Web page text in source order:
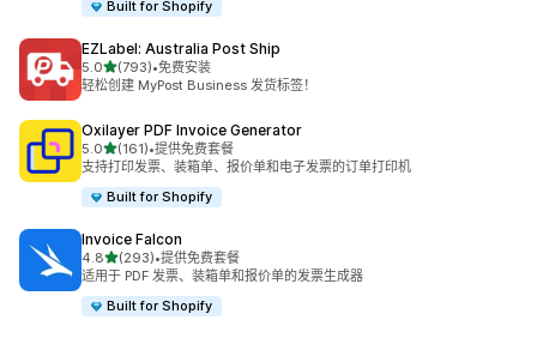
Built for Shopify
EZLabel: Australia Post Ship
5.0星（满分 5 星）
(793)
总共 793 条评论
•免费安装
轻松创建 MyPost Business 发货标签！
Oxilayer PDF Invoice Generator
5.0星（满分 5 星）
(161)
总共 161 条评论
•提供免费套餐
支持打印发票、装箱单、报价单和电子发票的订单打印机
Built for Shopify
Invoice Falcon
4.8星（满分 5 星）
(293)
总共 293 条评论
•提供免费套餐
适用于 PDF 发票、装箱单和报价单的发票生成器
Built for Shopify